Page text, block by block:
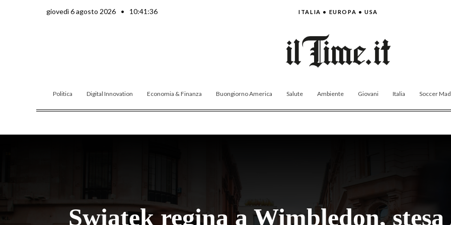
giovedì 6 agosto 2026 • 10:41:38 ITALIA • EUROPA • USA
Politica Digital Innovation Economia & Finanza Buongiorno America Salute Ambiente Giovani Italia Soccer
Swiatek regina a Wimbledon,